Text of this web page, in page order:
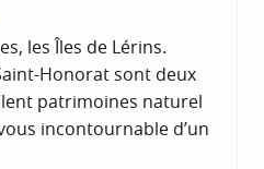
les Îles de Lérins.
Honorat sont deux
patrimoines naturel
incontournable d’un